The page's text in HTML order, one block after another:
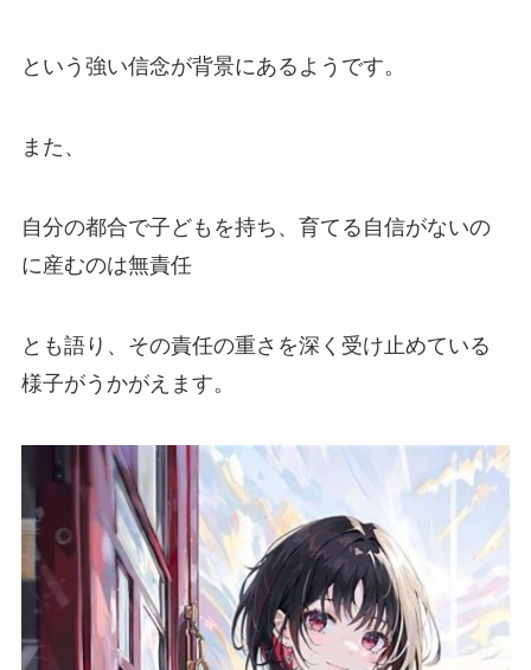
という強い信念が背景にあるようです。
また、
自分の都合で子どもを持ち、育てる自信がないの
に産むのは無責任
とも語り、その責任の重さを深く受け止めている
様子がうかがえます。